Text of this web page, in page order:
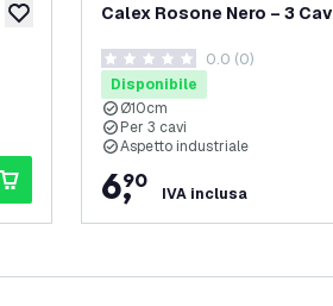
aggiungi alla lista desideri
Calex Rosone Nero – 3
0 stelle di valutazione
0.0 (0)
Disponibile
Ø10cm
Per 3 cavi
Aspetto industriale
6,
90
IVA inclusa